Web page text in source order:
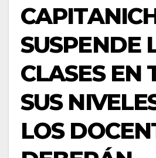
SUSPENDE
CLASES EN
SUS
LOS